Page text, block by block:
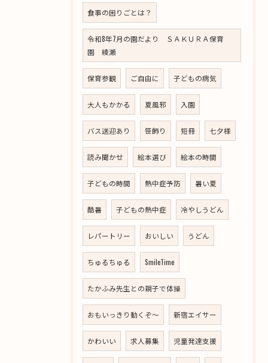
食事の困りごとは？
令和8年7月の園だより ＳＡＫＵＲＡ保育
園 綾瀬
保育参観 ご自由に 子どもの病気
大人もかかる 夏風邪 入園
バス送迎あり 笹飾り 短冊 七夕様
読み聞かせ 絵本選び 絵本の時間
子どもの時間 熱中症予防 暑い夏
酷暑 子どもの熱中症 冷やしうどん
レパートリー おいしい うどん
ちゅるちゅる SmileTime
たかふみ先生との親子で体操
おもいっきり動くぞ～ 新宿エイサー
かわいい 求人募集 児童発達支援